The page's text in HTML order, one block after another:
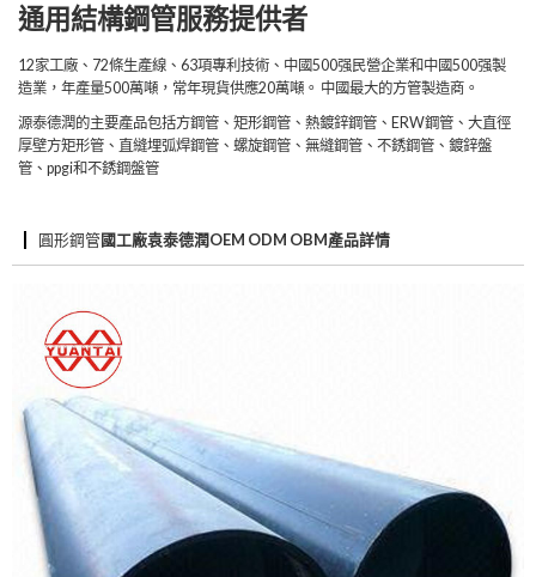
通用結構鋼管服務提供者
12家工廠、72條生產線、63項專利技術、中國500强民營企業和中國500强製
造業，年產量500萬噸，常年現貨供應20萬噸。 中國最大的方管製造商。
源泰德潤的主要產品包括方鋼管、矩形鋼管、熱鍍鋅鋼管、ERW鋼管、大直徑
厚壁方矩形管、直縫埋弧焊鋼管、螺旋鋼管、無縫鋼管、不銹鋼管、鍍鋅盤
管、ppgi和不銹鋼盤管
圓形鋼管國工廠袁泰德潤OEM ODM OBM產品詳情